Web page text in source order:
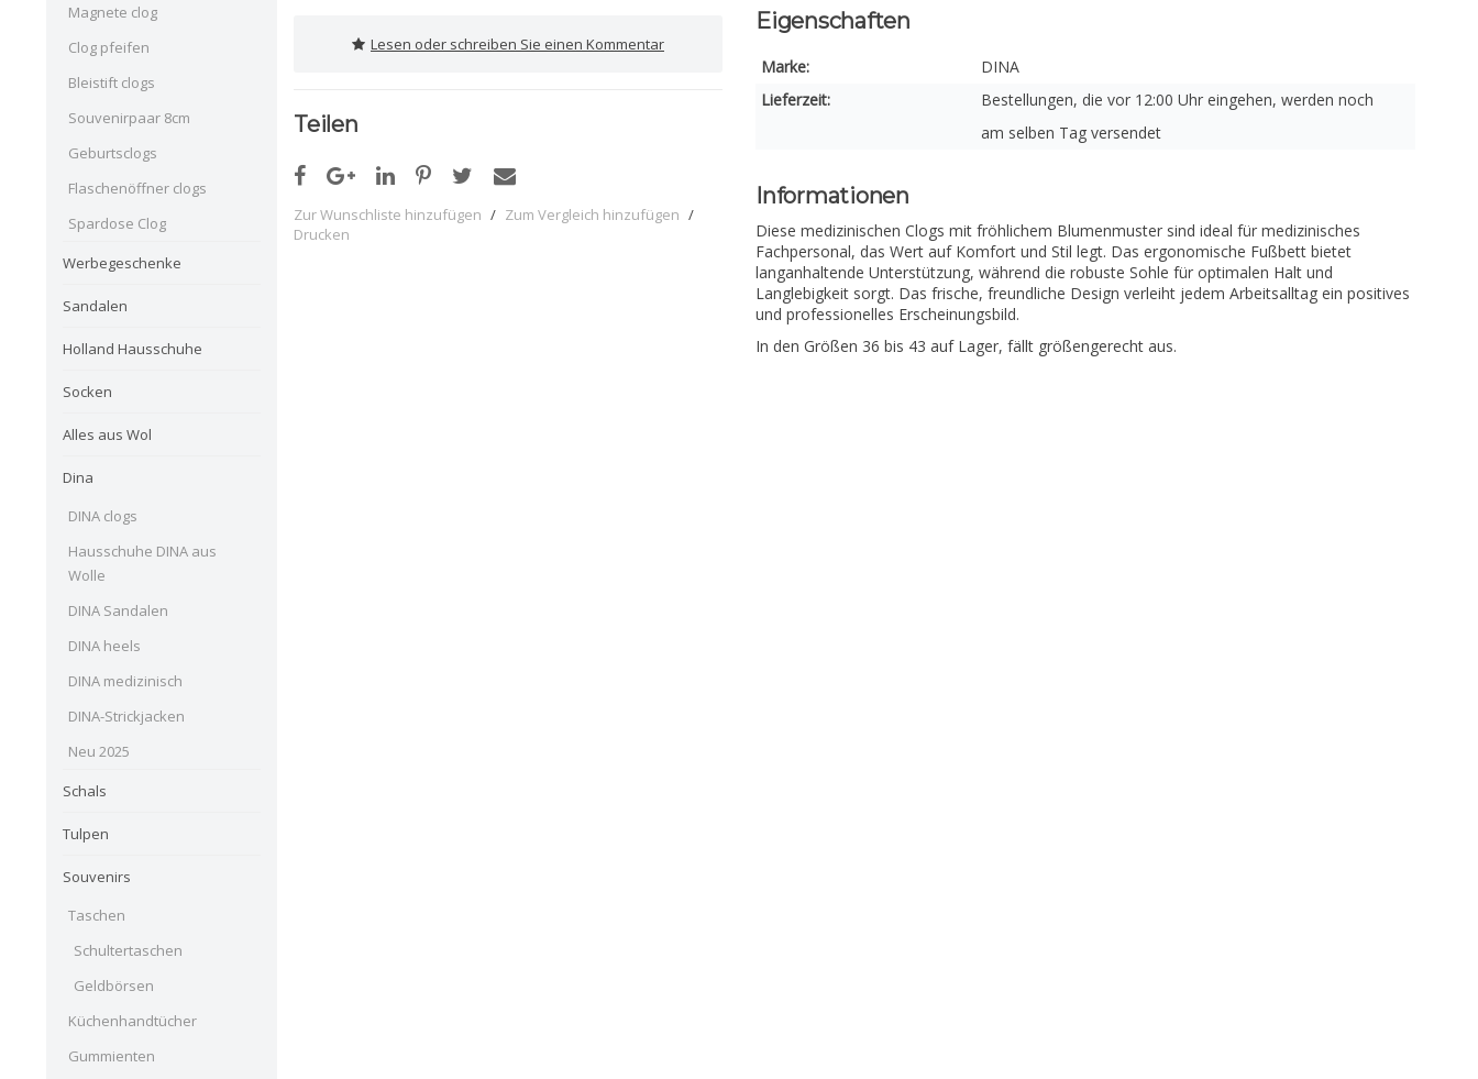
Magnete clog
Clog pfeifen
Bleistift clogs
Souvenirpaar 8cm
Geburtsclogs
Flaschenöffner clogs
Spardose Clog
Werbegeschenke
Sandalen
Holland Hausschuhe
Socken
Alles aus Wol
Dina
DINA clogs
Hausschuhe DINA aus
Wolle
DINA Sandalen
DINA heels
DINA medizinisch
DINA-Strickjacken
Neu 2025
Schals
Tulpen
Souvenirs
Taschen
Schultertaschen
Geldbörsen
Küchenhandtücher
Gummienten
Lesen oder schreiben Sie einen Kommentar
Teilen
Zur Wunschliste hinzufügen / Zum Vergleich hinzufügen /
Drucken
Eigenschaften
Marke:
DINA
Lieferzeit:
Bestellungen, die vor 12:00 Uhr eingehen, werden noch
am selben Tag versendet
Informationen
Diese medizinischen Clogs mit fröhlichem Blumenmuster sind ideal für medizinisches
Fachpersonal, das Wert auf Komfort und Stil legt. Das ergonomische Fußbett bietet
langanhaltende Unterstützung, während die robuste Sohle für optimalen Halt und
Langlebigkeit sorgt. Das frische, freundliche Design verleiht jedem Arbeitsalltag ein positives
und professionelles Erscheinungsbild.
In den Größen 36 bis 43 auf Lager, fällt größengerecht aus.